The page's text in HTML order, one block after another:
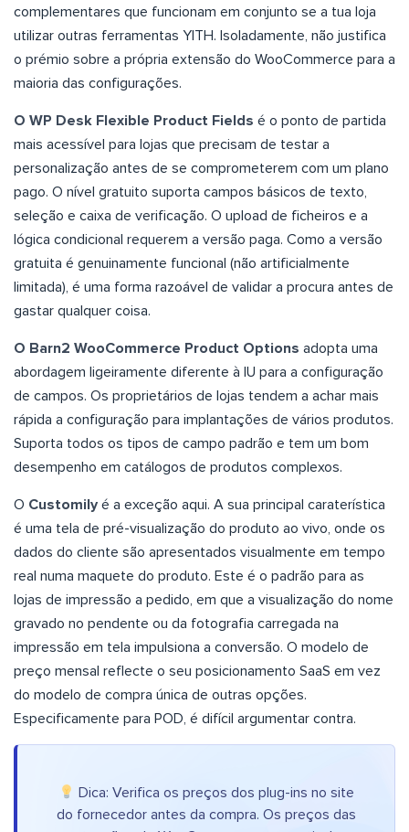
complementares que funcionam em conjunto se a tua loja
utilizar outras ferramentas YITH. Isoladamente, não justifica
o prémio sobre a própria extensão do WooCommerce para a
maioria das configurações.
O WP Desk Flexible Product Fields é o ponto de partida
mais acessível para lojas que precisam de testar a
personalização antes de se comprometerem com um plano
pago. O nível gratuito suporta campos básicos de texto,
seleção e caixa de verificação. O upload de ficheiros e a
lógica condicional requerem a versão paga. Como a versão
gratuita é genuinamente funcional (não artificialmente
limitada), é uma forma razoável de validar a procura antes de
gastar qualquer coisa.
O Barn2 WooCommerce Product Options adopta uma
abordagem ligeiramente diferente à IU para a configuração
de campos. Os proprietários de lojas tendem a achar mais
rápida a configuração para implantações de vários produtos.
Suporta todos os tipos de campo padrão e tem um bom
desempenho em catálogos de produtos complexos.
O Customily é a exceção aqui. A sua principal caraterística
é uma tela de pré-visualização do produto ao vivo, onde os
dados do cliente são apresentados visualmente em tempo
real numa maquete do produto. Este é o padrão para as
lojas de impressão a pedido, em que a visualização do nome
gravado no pendente ou da fotografia carregada na
impressão em tela impulsiona a conversão. O modelo de
preço mensal reflecte o seu posicionamento SaaS em vez
do modelo de compra única de outras opções.
Especificamente para POD, é difícil argumentar contra.
Dica: Verifica os preços dos plug-ins no site
do fornecedor antes da compra. Os preços das